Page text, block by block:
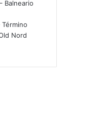
Balneario
Nord